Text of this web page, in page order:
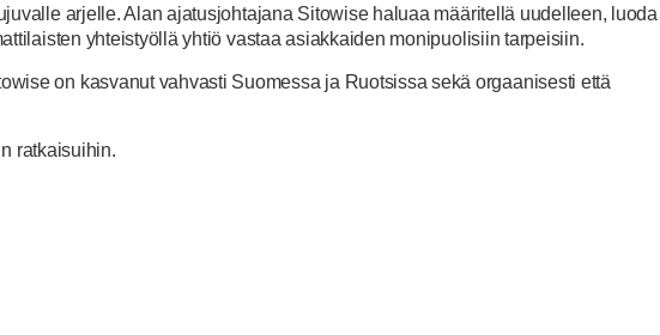
arjelle. Alan ajatusjohtajana Sitowise haluaa määritellä uudelleen, luoda
yhteistyöllä yhtiö vastaa asiakkaiden monipuolisiin tarpeisiin.
on kasvanut vahvasti Suomessa ja Ruotsissa sekä orgaanisesti että
ratkaisuihin.